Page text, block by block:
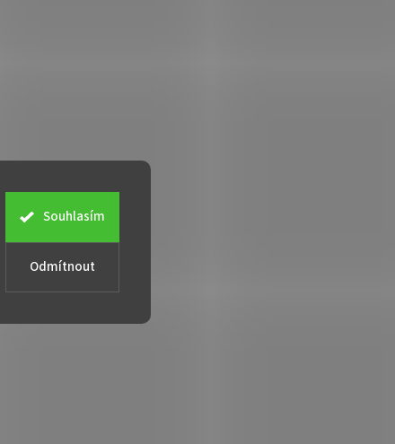
Odmítnout
Souhlasím